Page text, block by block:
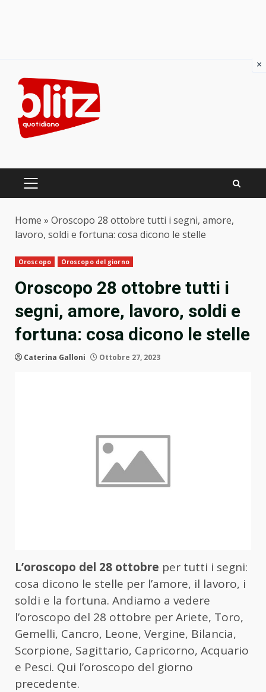
content
PRIMARY
Home » Oroscopo 28 ottobre tutti i segni, amore,
lavoro, soldi e fortuna: cosa dicono le stelle
Oroscopo Oroscopo del giorno
Oroscopo 28 ottobre tutti i
segni, amore, lavoro, soldi e
fortuna: cosa dicono le stelle
Caterina Galloni Ottobre 27, 2023
L’oroscopo del 28 ottobre per tutti i segni:
cosa dicono le stelle per l’amore, il lavoro, i
soldi e la fortuna. Andiamo a vedere
l’oroscopo del 28 ottobre per Ariete, Toro,
Gemelli, Cancro, Leone, Vergine, Bilancia,
Scorpione, Sagittario, Capricorno, Acquario
e Pesci. Qui l’oroscopo del giorno
precedente.
×